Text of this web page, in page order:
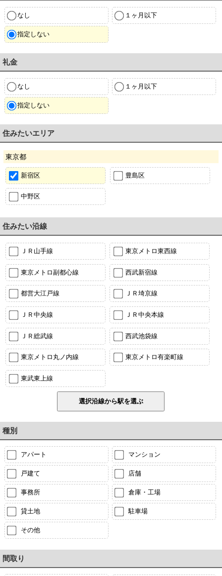
なし １ヶ月以下
指定しない
礼金
なし １ヶ月以下
指定しない
住みたいエリア
東京都
新宿区 豊島区
中野区
住みたい沿線
ＪＲ山手線 東京メトロ東西線
東京メトロ副都心線 西武新宿線
都営大江戸線 ＪＲ埼京線
ＪＲ中央線 ＪＲ中央本線
ＪＲ総武線 西武池袋線
東京メトロ丸ノ内線 東京メトロ有楽町線
東武東上線
種別
アパート マンション
戸建て 店舗
事務所 倉庫・工場
貸土地 駐車場
その他
間取り